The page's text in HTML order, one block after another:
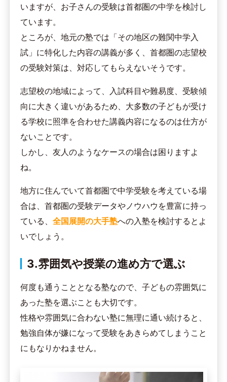
いますが、お子さんの受験は首都圏の中学を検討し
ています。
ところが、地元の塾では「その地区の難関中学入
試」に特化した内容の講義が多く、首都圏の志望校
の受験対策は、対応してもらえないそうです。
志望校の地域によって、入試科目や難易度、受験傾
向に大きく違いがあるため、大多数の子どもが受け
る学校に照準を合わせた講義内容になるのは仕方が
ないことです。
しかし、友人のようなケースの場合は困りますよ
ね。
地方に住んでいて首都圏で中学受験を考えている場
合は、首都圏の受験データやノウハウを豊富に持っ
ている、 全国展開の大手塾への入塾を検討するとよ
いでしょう。
3.雰囲気や授業の進め方で選ぶ
何度も通うこととなる塾なので、子どもの雰囲気に
あった塾を選ぶことも大切です。
性格や雰囲気に合わない塾に無理に通い続けると、
勉強自体が嫌になって受験をあきらめてしまうこと
にもなりかねません。